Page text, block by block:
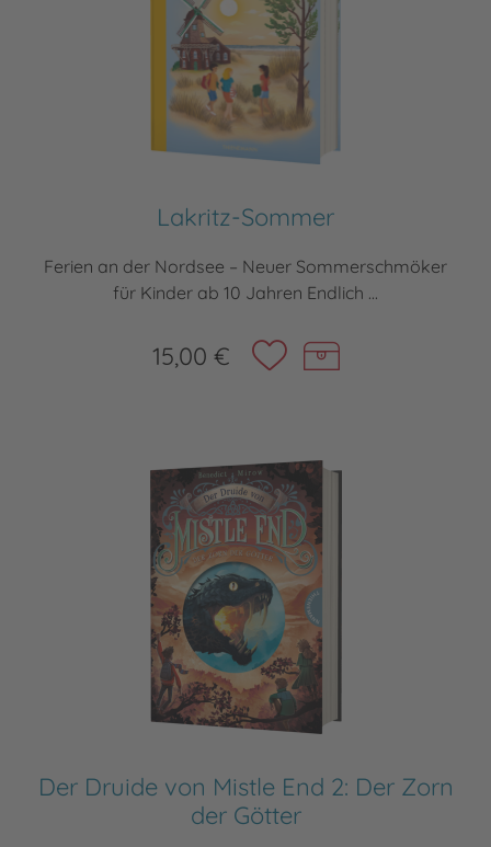
Lakritz-Sommer
Ferien an der Nordsee – Neuer Sommerschmöker
für Kinder ab 10 Jahren Endlich ...
15,00 €
Der Druide von Mistle End 2: Der Zorn
der Götter